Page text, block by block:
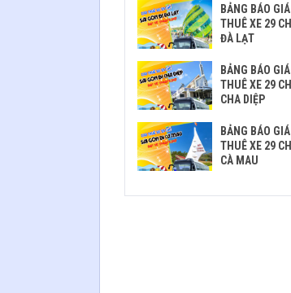
BẢNG BÁO
THUÊ XE 29
ĐÀ LẠT
BẢNG BÁO
THUÊ XE 29
CHA DIỆP
BẢNG BÁO
THUÊ XE 29
CÀ MAU